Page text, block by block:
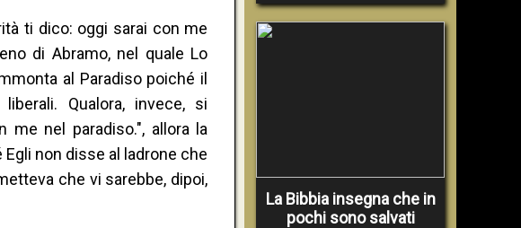
ti dico: oggi sarai con me
di Abramo, nel quale Lo
al Paradiso poiché il
Qualora, invece, si
nel paradiso.", allora la
non disse al ladrone che
che vi sarebbe, dipoi,
La Bibbia insegna che in
pochi sono salvati